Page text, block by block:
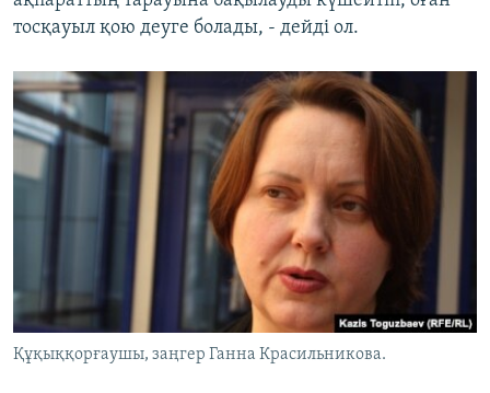
тосқауыл қою деуге болады, - дейді ол.
Құқыққорғаушы, заңгер Ганна Красильникова.